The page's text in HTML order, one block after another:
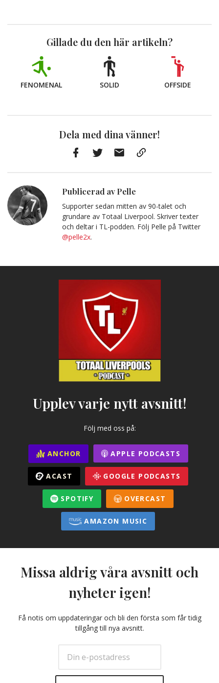
Gillade du den här artikeln?
FENOMENAL SOLID OFFSIDE
Dela med dina vänner!
Publicerad av Pelle
Supporter sedan mitten av 90-talet och
grundare av Totaal Liverpool. Skriver texter
och deltar i TL-podden. Följ Pelle på Twitter
@pelle2x.
Upplev varje nytt avsnitt!
Följ med oss på:
ANCHOR APPLE PODCASTS
ACAST GOOGLE PODCASTS
SPOTIFY OVERCAST
AMAZON MUSIC
Missa aldrig våra avsnitt och
nyheter igen!
Få notis om uppdateringar och bli den första som får tidig
tillgång till nya avsnitt.